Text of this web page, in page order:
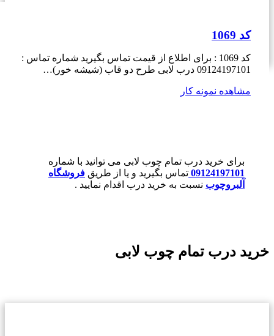
کد 1069
کد 1069 : برای اطلاع از قیمت تماس بگیرید شماره تماس :
09124197101 درب لابی طرح دو قاب (شیشه خور)…
مشاهده نمونه کار
برای خرید درب تمام چوب لابی می توانید با شماره
09124197101 تماس بگیرید و یا از طریق فروشگاه
آلبروچوب نسبت به خرید درب اقدام نمایید .
خرید درب تمام چوب لابی